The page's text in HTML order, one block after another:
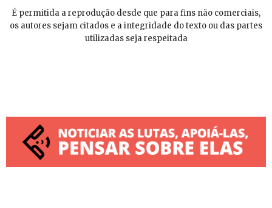
É permitida a reprodução desde que para fins não comerciais,
os autores sejam citados e a integridade do texto ou das partes
utilizadas seja respeitada